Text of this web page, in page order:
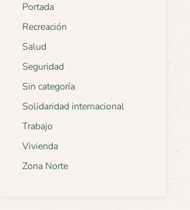
Portada
Recreación
Salud
Seguridad
Sin categoría
Solidaridad internacional
Trabajo
Vivienda
Zona Norte